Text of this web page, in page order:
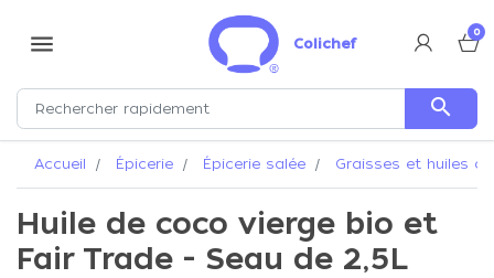
menu Colichef
0
search
Accueil Épicerie Épicerie salée Graisses et huiles
Huile de coco vierge bio et
Fair Trade - Seau de 2,5L